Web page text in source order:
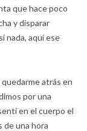
que hace poco
y disparar
nada, aquí ese
atrás en
por una
en el cuerpo el
de una hora